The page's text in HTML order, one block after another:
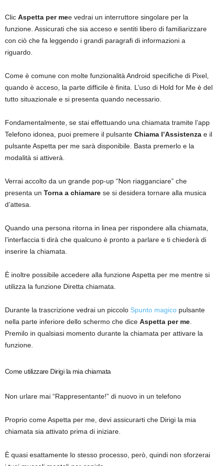
Clic Aspetta per mee vedrai un interruttore singolare per la
funzione. Assicurati che sia acceso e sentiti libero di familiarizzare
con ciò che fa leggendo i grandi paragrafi di informazioni a
riguardo.
Come è comune con molte funzionalità Android specifiche di Pixel,
quando è acceso, la parte difficile è finita. L’uso di Hold for Me è del
tutto situazionale e si presenta quando necessario.
Fondamentalmente, se stai effettuando una chiamata tramite l’app
Telefono idonea, puoi premere il pulsante Chiama l’Assistenza e il
pulsante Aspetta per me sarà disponibile. Basta premerlo e la
modalità si attiverà.
Verrai accolto da un grande pop-up “Non riagganciare” che
presenta un Torna a chiamare se si desidera tornare alla musica
d’attesa.
Quando una persona ritorna in linea per rispondere alla chiamata,
l’interfaccia ti dirà che qualcuno è pronto a parlare e ti chiederà di
inserire la chiamata.
È inoltre possibile accedere alla funzione Aspetta per me mentre si
utilizza la funzione Diretta chiamata.
Durante la trascrizione vedrai un piccolo Spunto magico pulsante
nella parte inferiore dello schermo che dice Aspetta per me
Premilo in qualsiasi momento durante la chiamata per attivare la
funzione.
Come utilizzare Dirigi la mia chiamata
Non urlare mai “Rappresentante!” di nuovo in un telefono
Proprio come Aspetta per me, devi assicurarti che Dirigi la mia
chiamata sia attivato prima di iniziare.
È quasi esattamente lo stesso processo, però, quindi non sforzerai